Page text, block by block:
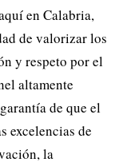
en Calabria,
de valorizar los
y respeto por el
altamente
de que el
excelencias de
la